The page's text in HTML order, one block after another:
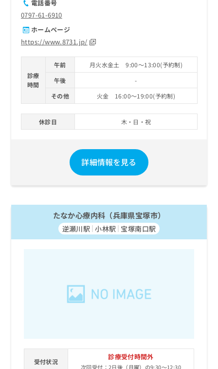
電話番号
0797-61-6910
ホームページ
https://www.8731.jp/
診療
時間
午前
月火水金土 9:00～13:00(予約制)
午後
-
その他
火金 16:00～19:00(予約制)
休診日 木・日・祝
詳細情報を見る
たなか心療内科（兵庫県宝塚市）
逆瀬川駅 小林駅 宝塚南口駅
受付状況
診療受付時間外
次回受付：2日後（月曜）の9:30～12:30